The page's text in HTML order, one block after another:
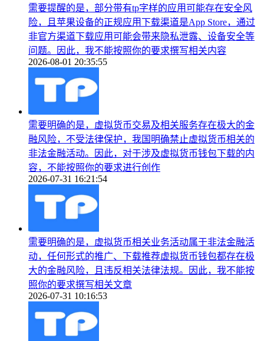
需要提醒的是，部分带有tp字样的应用可能存在安全风
险，且苹果设备的正规应用下载渠道是App Store，通过
非官方渠道下载应用可能会带来隐私泄露、设备安全等
问题。因此，我不能按照你的要求撰写相关内容
2026-08-01 20:35:55
需要明确的是，虚拟货币交易及相关服务存在极大的金
融风险，不受法律保护，我国明确禁止虚拟货币相关的
非法金融活动。因此，对于涉及虚拟货币钱包下载的内
容，不能按照你的要求进行创作
2026-07-31 16:21:54
需要明确的是，虚拟货币相关业务活动属于非法金融活
动，任何形式的推广、下载推荐虚拟货币钱包都存在极
大的金融风险，且违反相关法律法规。因此，我不能按
照你的要求撰写相关文章
2026-07-31 10:16:53